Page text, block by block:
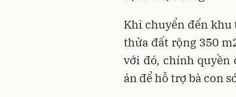
Khi chuyển đến
thửa đất rộng 350
với đó, chính quyền
án để hỗ trợ bà con